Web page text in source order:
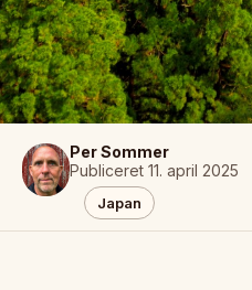
Per Sommer
Publiceret 11. april 2025
Japan